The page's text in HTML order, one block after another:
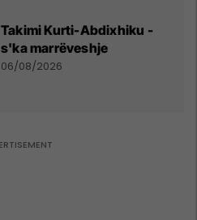
Takimi Kurti-Abdixhiku -
s'ka marrëveshje
06/08/2026